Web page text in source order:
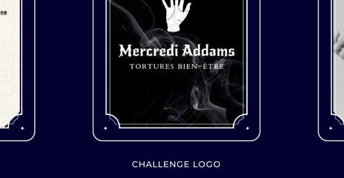
CHALLENGE LOGO